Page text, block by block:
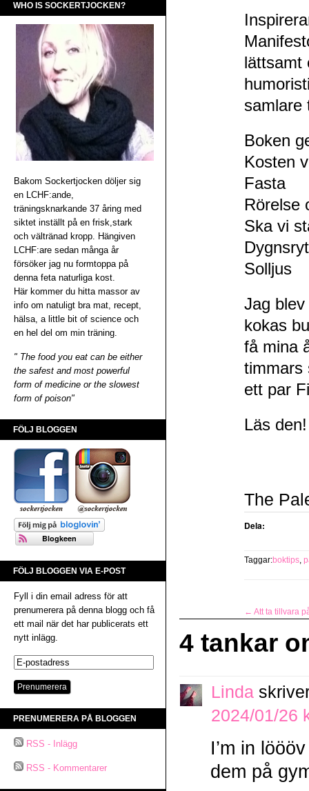
WHO IS SOCKERTJOCKEN?
Bakom Sockertjocken döljer sig
en LCHF:ande,
träningsknarkande 37 åring med
siktet inställt på en frisk,stark
och vältränad kropp. Hängiven
LCHF:are sedan många år
försöker jag nu formtoppa på
denna feta naturliga kost.
Här kommer du hitta massor av
info om natuligt bra mat, recept,
hälsa, a little bit of science och
en hel del om min träning.
" The food you eat can be either
the safest and most powerful
form of medicine or the slowest
form of poison"
FÖLJ BLOGGEN
FÖLJ BLOGGEN VIA E-POST
Fyll i din email adress för att
prenumerera på denna blogg och få
ett mail när det har publicerats ett
nytt inlägg.
PRENUMERERA PÅ BLOGGEN
RSS - Inlägg
RSS - Kommentarer
lättsamt
samlare
Boken
Kosten
Fasta
Rörelse
Ska vi
Solljus
Jag
kokas
få mina
timmars
ett par
Läs den!
The
Dela:
Taggar:boktips,
← Att ta tillvara
4 tankar
Linda
2024/01/26
I’m in
dem på